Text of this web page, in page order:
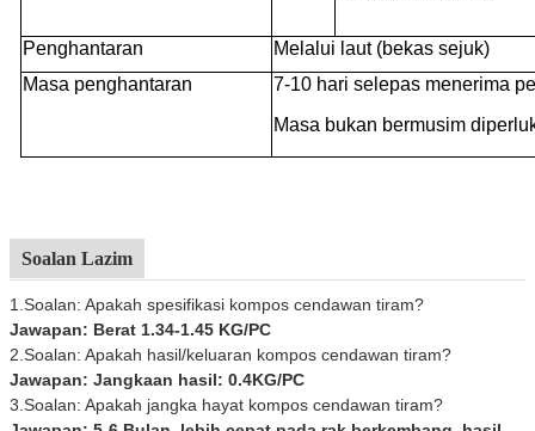
Penghantaran
Melalui laut (bekas sejuk)
Masa penghantaran
7-10 hari selepas menerima
Masa bukan bermusim
Soalan Lazim
1.Soalan: Apakah spesifikasi kompos cendawan tiram?
Jawapan: Berat 1.34-1.45 KG/PC
2.Soalan: Apakah hasil/keluaran kompos cendawan tiram?
Jawapan: Jangkaan hasil: 0.4KG/PC
3.Soalan: Apakah jangka hayat kompos cendawan tiram?